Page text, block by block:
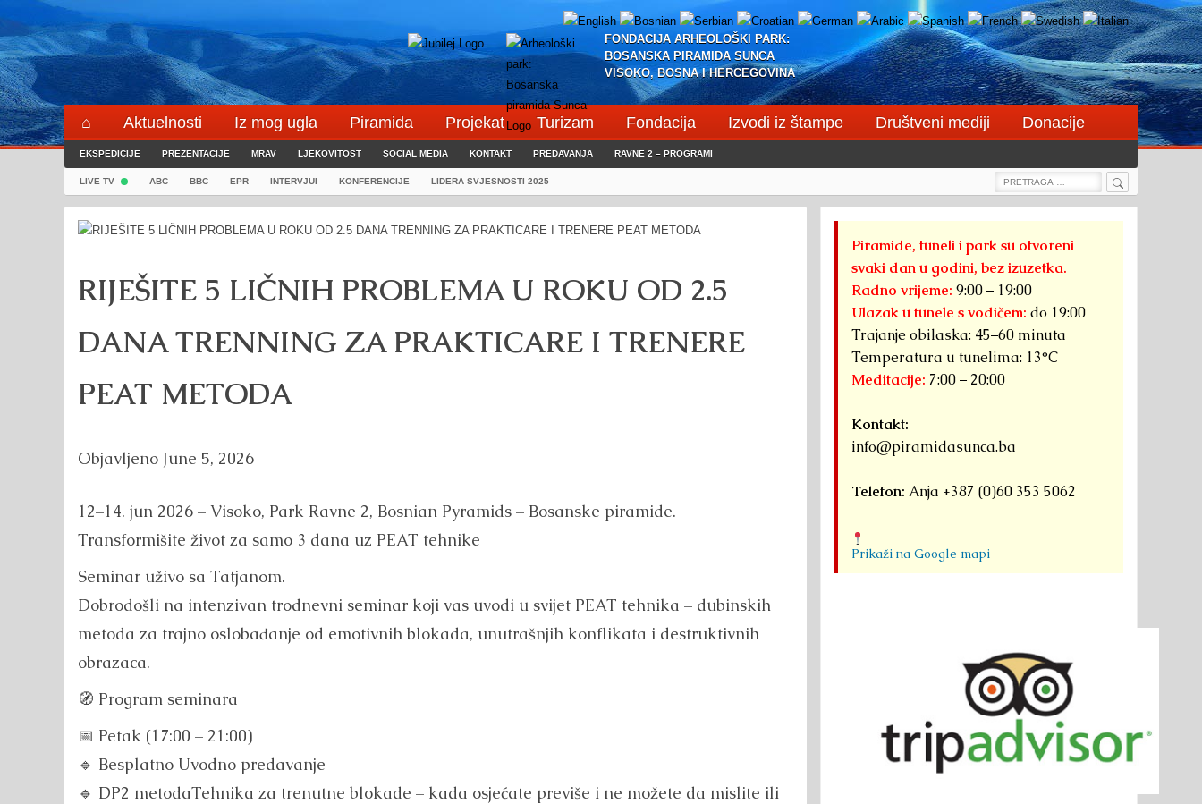
Skip
to
content
FONDACIJA ARHEOLOŠKI PARK:
BOSANSKA PIRAMIDA SUNCA
VISOKO, BOSNA I HERCEGOVINA
⌂ Aktuelnosti Iz mog ugla Piramida Projekat Turizam Fondacija Izvodi iz štampe Društveni mediji
Donacije
Blogeri
⌖
EKSPEDICIJE PREZENTACIJE MRAV LJEKOVITOST SOCIAL MEDIA KONTAKT PREDAVANJA RAVNE 2 – PROGRAMI
LIVE TV ABC BBC EPR INTERVJUI KONFERENCIJE LIDERA SVJESNOSTI 2025
Search
Search
RIJEŠITE 5 LIČNIH PROBLEMA U ROKU OD 2.5
DANA TRENNING ZA PRAKTICARE I TRENERE
PEAT METODA
Objavljeno June 5, 2026
12–14. jun 2026 – Visoko, Park Ravne 2, Bosnian Pyramids – Bosanske piramide.
Transformišite život za samo 3 dana uz PEAT tehnike
Seminar uživo sa Tatjanom.
Dobrodošli na intenzivan trodnevni seminar koji vas uvodi u svijet PEAT tehnika – dubinskih
metoda za trajno oslobađanje od emotivnih blokada, unutrašnjih konflikata i destruktivnih
obrazaca.
🧭 Program seminara
📅 Petak (17:00 – 21:00)
🔹 Besplatno Uvodno predavanje
🔹 DP2 metodaTehnika za trenutne blokade – kada osjećate previše i ne možete da mislite ili
Piramide, tuneli i park su otvoreni
svaki dan u godini, bez izuzetka.
Radno vrijeme: 9:00 – 19:00
Ulazak u tunele s vodičem: do 19:00
Trajanje obilaska: 45–60 minuta
Temperatura u tunelima: 13°C
Meditacije: 7:00 – 20:00
Kontakt:
info@piramidasunca.ba
Telefon: Anja +387 (0)60 353 5062
Prikaži na Google mapi